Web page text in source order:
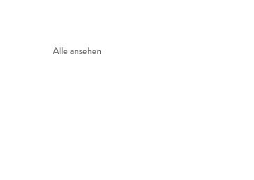
Alle ansehen